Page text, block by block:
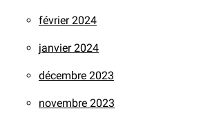
février 2024
janvier 2024
décembre 2023
novembre 2023